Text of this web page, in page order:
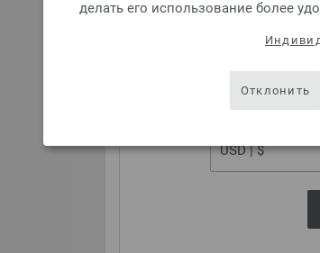
SHIPPING TO
USA - The
делать его использование более
Отклонить